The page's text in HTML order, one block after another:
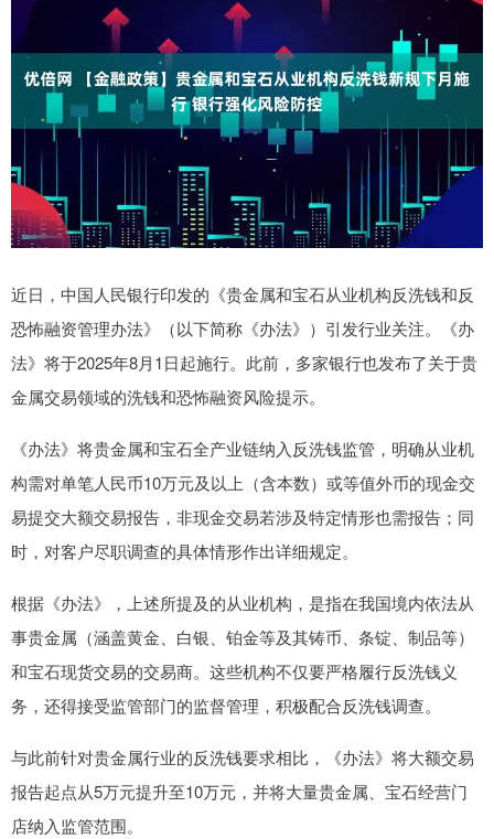
近日，中国人民银行印发的《贵金属和宝石从业机构反洗钱和反
恐怖融资管理办法》（以下简称《办法》）引发行业关注。《办
法》将于2025年8月1日起施行。此前，多家银行也发布了关于贵
金属交易领域的洗钱和恐怖融资风险提示。
《办法》将贵金属和宝石全产业链纳入反洗钱监管，明确从业机
构需对单笔人民币10万元及以上（含本数）或等值外币的现金交
易提交大额交易报告，非现金交易若涉及特定情形也需报告；同
时，对客户尽职调查的具体情形作出详细规定。
根据《办法》，上述所提及的从业机构，是指在我国境内依法从
事贵金属（涵盖黄金、白银、铂金等及其铸币、条锭、制品等）
和宝石现货交易的交易商。这些机构不仅要严格履行反洗钱义
务，还得接受监管部门的监督管理，积极配合反洗钱调查。
与此前针对贵金属行业的反洗钱要求相比，《办法》将大额交易
报告起点从5万元提升至10万元，并将大量贵金属、宝石经营门
店纳入监管范围。